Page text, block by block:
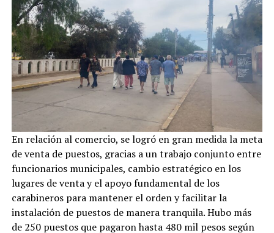
En relación al comercio, se logró en gran medida la meta
de venta de puestos, gracias a un trabajo conjunto entre
funcionarios municipales, cambio estratégico en los
lugares de venta y el apoyo fundamental de los
carabineros para mantener el orden y facilitar la
instalación de puestos de manera tranquila. Hubo más
de 250 puestos que pagaron hasta 480 mil pesos según